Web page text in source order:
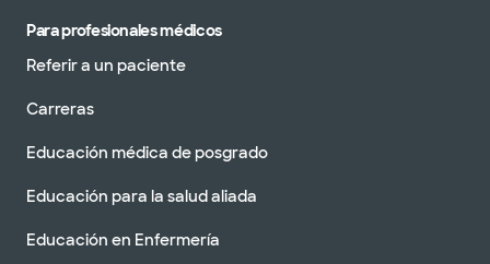
Para profesionales médicos
Referir a un paciente
Carreras
Educación médica de posgrado
Educación para la salud aliada
Educación en Enfermería